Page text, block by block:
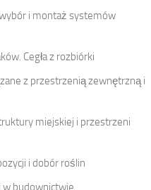
i montaż systemów
Cegła z rozbiórki
z przestrzenią zewnętrzną i
miejskiej i przestrzeni
i dobór roślin
w budownictwie